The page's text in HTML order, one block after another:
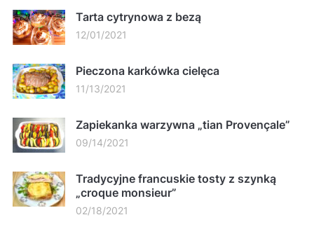
Tarta cytrynowa z bezą
12/01/2021
Pieczona karkówka cielęca
11/13/2021
Zapiekanka warzywna „tian Provençale”
09/14/2021
Tradycyjne francuskie tosty z szynką
„croque monsieur”
02/18/2021